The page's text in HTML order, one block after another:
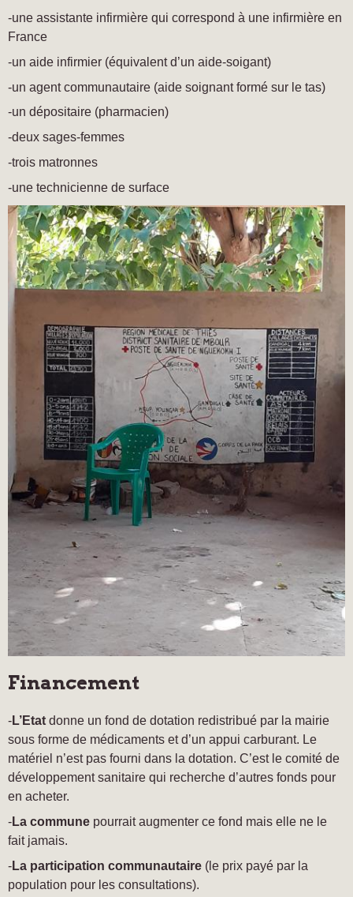
-une assistante infirmière qui correspond à une infirmière en
France
-un aide infirmier (équivalent d’un aide-soigant)
-un agent communautaire (aide soignant formé sur le tas)
-un dépositaire (pharmacien)
-deux sages-femmes
-trois matronnes
-une technicienne de surface
Financement
-L’Etat donne un fond de dotation redistribué par la mairie
sous forme de médicaments et d’un appui carburant. Le
matériel n’est pas fourni dans la dotation. C’est le comité de
développement sanitaire qui recherche d’autres fonds pour
en acheter.
-La commune pourrait augmenter ce fond mais elle ne le
fait jamais.
-La participation communautaire (le prix payé par la
population pour les consultations).